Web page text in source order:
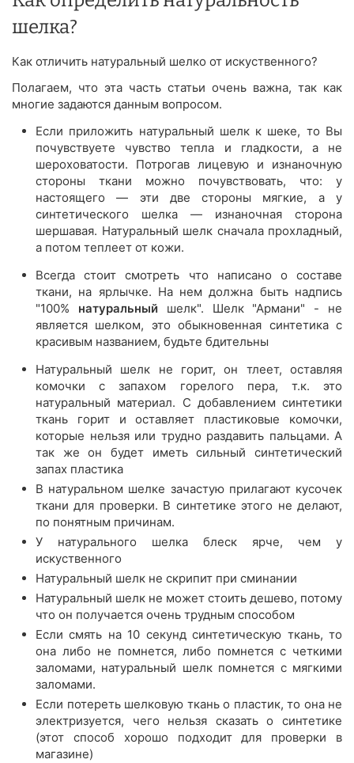
шелка?
Как отличить натуральный шелко от искуственного?
Полагаем, что эта часть статьи очень важна, так как
многие задаются данным вопросом.
Если приложить натуральный шелк к шеке, то Вы
почувствуете чувство тепла и гладкости, а не
шероховатости. Потрогав лицевую и изнаночную
стороны ткани можно почувствовать, что: у
настоящего — эти две стороны мягкие, а у
синтетического шелка — изнаночная сторона
шершавая. Натуральный шелк сначала прохладный,
а потом теплеет от кожи.
Всегда стоит смотреть что написано о составе
ткани, на ярлычке. На нем должна быть надпись
"100% натуральный шелк". Шелк "Армани" - не
является шелком, это обыкновенная синтетика с
красивым названием, будьте бдительны
Натуральный шелк не горит, он тлеет, оставляя
комочки с запахом горелого пера, т.к. это
натуральный материал. С добавлением синтетики
ткань горит и оставляет пластиковые комочки,
которые нельзя или трудно раздавить пальцами. А
так же он будет иметь сильный синтетический
запах пластика
В натуральном шелке зачастую прилагают кусочек
ткани для проверки. В синтетике этого не делают,
по понятным причинам.
У натурального шелка блеск ярче, чем у
искуственного
Натуральный шелк не скрипит при сминании
Натуральный шелк не может стоить дешево, потому
что он получается очень трудным способом
Если смять на 10 секунд синтетическую ткань, то
она либо не помнется, либо помнется с четкими
заломами, натуральный шелк помнется с мягкими
заломами.
Если потереть шелковую ткань о пластик, то она не
электризуется, чего нельзя сказать о синтетике
(этот способ хорошо подходит для проверки в
магазине)